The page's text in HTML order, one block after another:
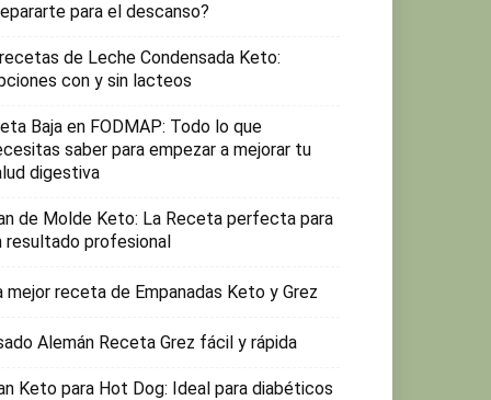
para el descanso?
de Leche Condensada Keto:
con y sin lacteos
Baja en FODMAP: Todo lo que
saber para empezar a mejorar tu
digestiva
de Molde Keto: La Receta perfecta para
resultado profesional
mejor receta de Empanadas Keto y Grez
Alemán Receta Grez fácil y rápida
Keto para Hot Dog: Ideal para diabéticos